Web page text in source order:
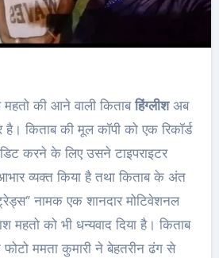
महतो की आने वाली किताबहिंग्लीशअब
किताब की मूल कॉपी को एक रिकॉर्ड
करने के लिए उसने टाइपराइटर
व्यक्त किया है तथा किताब के अंत
नामक एक शानदार मोटिवेशनल
को भी धन्यवाद दिया है। किताब
ममता कुमारी ने बेहतरीन ढंग से